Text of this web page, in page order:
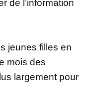
de l’information
jeunes filles en
mois des
largement pour